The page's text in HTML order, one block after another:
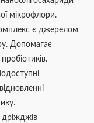
мікрофлори.
є джерелом
Допомагає
дріжджів